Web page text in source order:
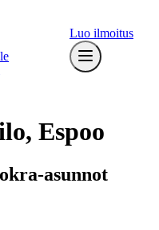
Luo ilmoitus
Espoo
asunnot